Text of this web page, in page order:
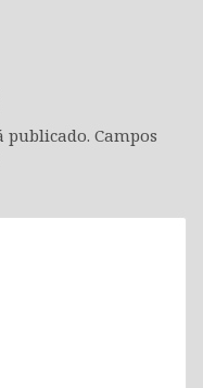
publicado. Campos